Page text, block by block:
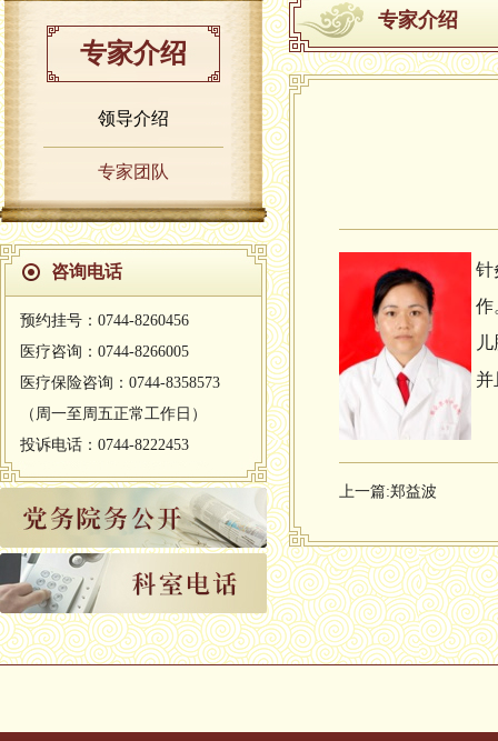
专家介绍
领导介绍
专家团队
咨询电话
预约挂号：0744-8260456
医疗咨询：0744-8266005
医疗保险咨询：0744-8358573
（周一至周五正常工作日）
投诉电话：0744-8222453
专家介绍
针
作
并
上一篇:郑益波